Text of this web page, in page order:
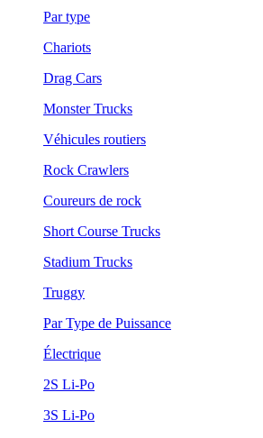
Par type
Chariots
Drag Cars
Monster Trucks
Véhicules routiers
Rock Crawlers
Coureurs de rock
Short Course Trucks
Stadium Trucks
Truggy
Par Type de Puissance
Électrique
2S Li-Po
3S Li-Po